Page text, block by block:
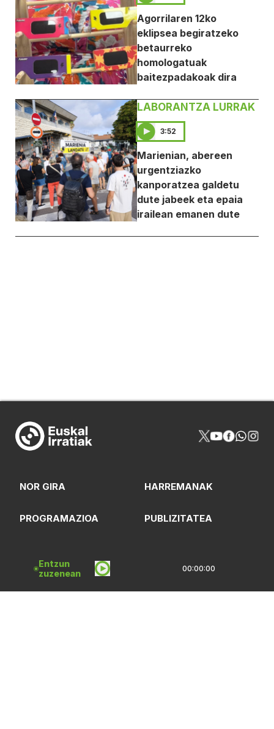
Entzun
zuzenean
00:00:00
Agorrilaren 12ko
eklipsea begiratzeko
betaurreko
homologatuak
baitezpadakoak dira
LABORANTZA LURRAK
3:52
Marienian, abereen
urgentziazko
kanporatzea galdetu
dute jabeek eta epaia
irailean emanen dute
NOR GIRA HARREMANAK
PROGRAMAZIOA PUBLIZITATEA